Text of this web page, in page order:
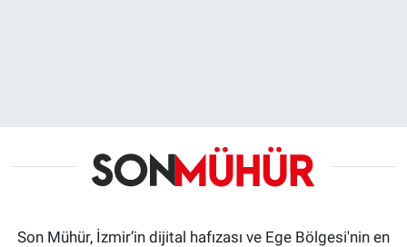
Son Mühür, İzmir’in dijital hafızası ve Ege Bölgesi'nin en